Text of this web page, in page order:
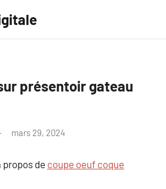
présentoir gateau
mars 29, 2024
de coupe oeuf coque